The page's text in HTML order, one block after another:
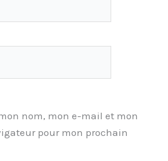
nom, mon e-mail et mon
pour mon prochain